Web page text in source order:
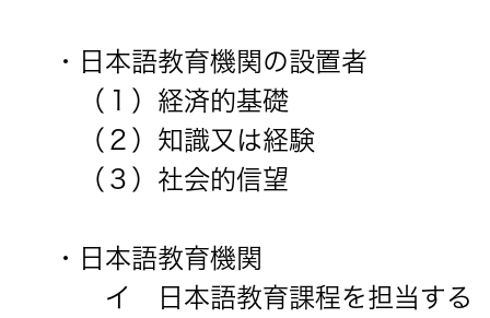
・日本語教育機関の設置者
（１）経済的基礎
（２）知識又は経験
（３）社会的信望
・日本語教育機関
イ 日本語教育課程を担当する